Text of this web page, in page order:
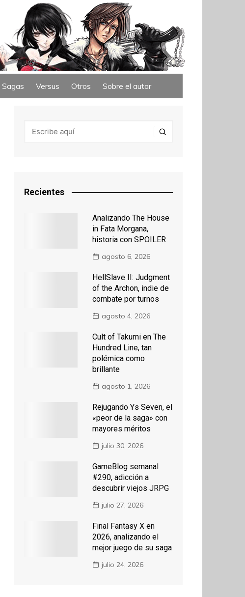
Sagas Versus Otros Sobre el autor
Recientes
Analizando The House
in Fata Morgana,
historia con SPOILER
agosto 6, 2026
HellSlave II: Judgment
of the Archon, indie de
combate por turnos
agosto 4, 2026
Cult of Takumi en The
Hundred Line, tan
polémica como
brillante
agosto 1, 2026
Rejugando Ys Seven, el
«peor de la saga» con
mayores méritos
julio 30, 2026
GameBlog semanal
#290, adicción a
descubrir viejos JRPG
julio 27, 2026
Final Fantasy X en
2026, analizando el
mejor juego de su saga
julio 24, 2026